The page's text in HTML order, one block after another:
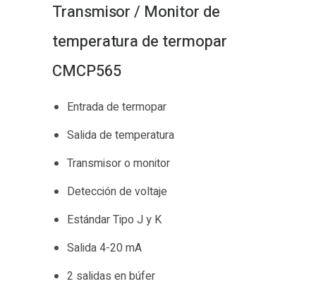
Transmisor / Monitor de
temperatura de termopar
CMCP565
Entrada de termopar
Salida de temperatura
Transmisor o monitor
Detección de voltaje
Estándar Tipo J y K
Salida 4-20 mA
2 salidas en búfer